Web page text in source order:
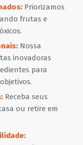
Priorizamos
frutas e
Nossa
inovadoras
para
Receba seus
ou retire em